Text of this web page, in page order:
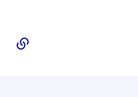
sur LinkedIn
Partager par courriel